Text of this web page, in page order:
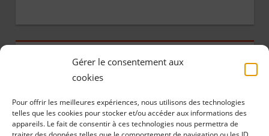
Gérer le consentement aux
cookies
Pour offrir les meilleures expériences, nous utilisons des technologies
telles que les cookies pour stocker et/ou accéder aux informations des
appareils. Le fait de consentir à ces technologies nous permettra de
ARCHIVES
r
c